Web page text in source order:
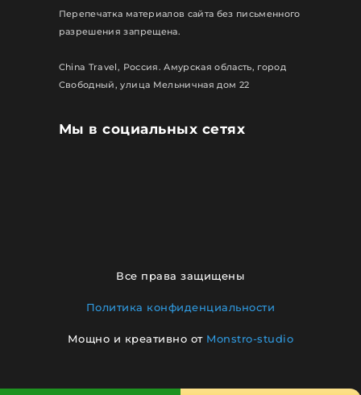
Мы в социальных сетях
Перепечатка материалов сайта без письменного
разрешения запрещена.
China Travel, Россия. Амурская область, город
Свободный, улица Мельничная дом 22
Все права защищены
Политика конфиденциальности
Мощно и креативно от Monstro-studio